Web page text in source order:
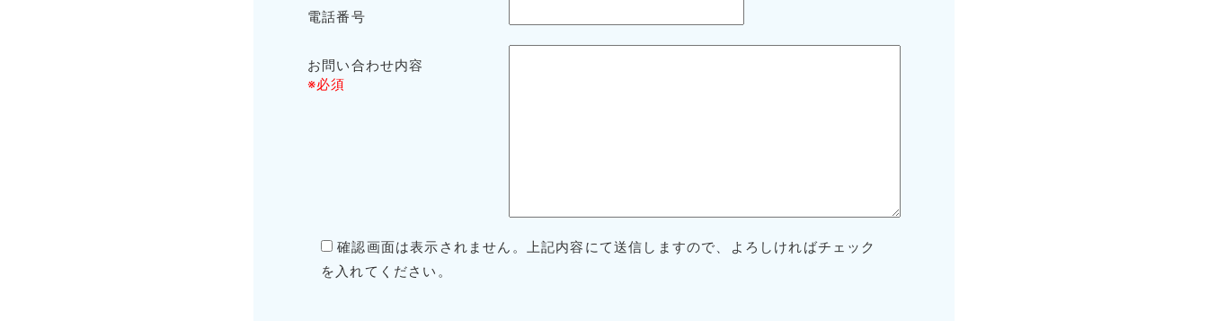
電話番号
お問い合わせ内容
※必須
確認画面は表示されません。上記内容にて送信しますので、よろしければチェック
を入れてください。